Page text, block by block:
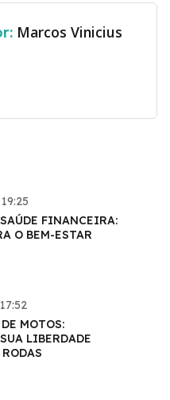
Marcos Vinicius
FINANCEIRA:
O BEM-ESTAR
MOTOS:
LIBERDADE